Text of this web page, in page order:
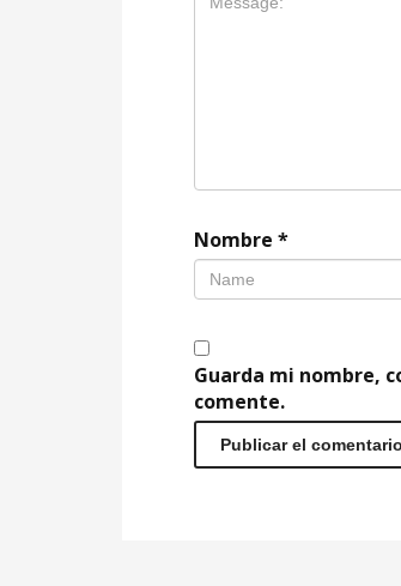
Nombre *
Guarda mi nombre,
comente.